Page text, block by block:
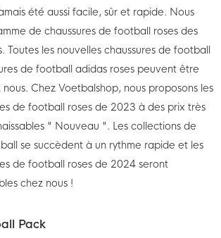
été aussi facile, sûr et rapide. Nous
de chaussures de football roses des
Toutes les nouvelles chaussures de football
de football adidas roses peuvent être
Chez Voetbalshop, nous proposons les
de football roses de 2023 à des prix très
" Nouveau ". Les collections de
se succèdent à un rythme rapide et les
de football roses de 2024 seront
chez nous !
Pack